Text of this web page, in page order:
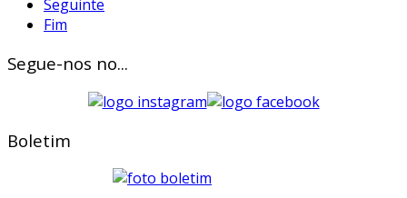
Seguinte
Fim
Segue-nos no...
Boletim